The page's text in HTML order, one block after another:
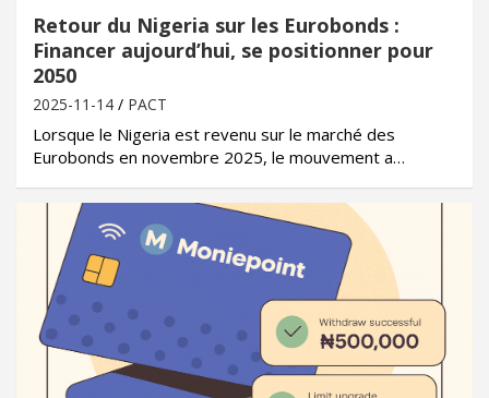
Retour du Nigeria sur les Eurobonds :
Financer aujourd’hui, se positionner pour
2050
2025-11-14 PACT
Lorsque le Nigeria est revenu sur le marché des
Eurobonds en novembre 2025, le mouvement a…